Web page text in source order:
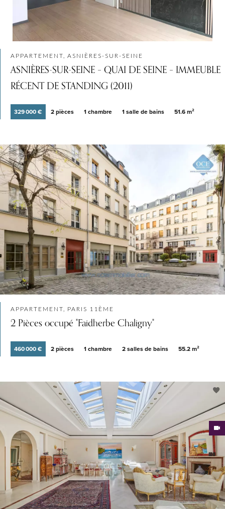
APPARTEMENT, ASNIÈRES-SUR-SEINE
ASNIÈRES-SUR-SEINE – QUAI DE SEINE – IMMEUBLE
RÉCENT DE STANDING (2011)
329 000 € 2 pièces 1 chambre 1 salle de bains 51.6 m²
APPARTEMENT, PARIS 11ÈME
2 Pièces occupé "Faidherbe Chaligny"
460 000 € 2 pièces 1 chambre 2 salles de bains 55.2 m²